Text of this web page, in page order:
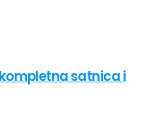
satnica i